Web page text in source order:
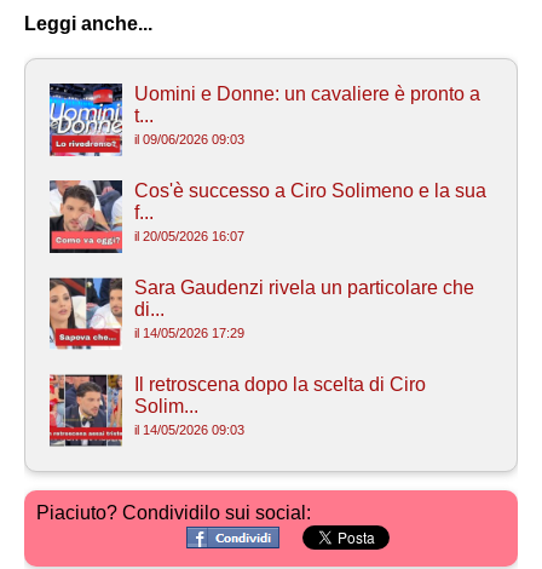
Leggi anche...
Uomini e Donne: un cavaliere è pronto a
t...
il 09/06/2026 09:03
Cos'è successo a Ciro Solimeno e la sua
f...
il 20/05/2026 16:07
Sara Gaudenzi rivela un particolare che
di...
il 14/05/2026 17:29
Il retroscena dopo la scelta di Ciro
Solim...
il 14/05/2026 09:03
Piaciuto? Condividilo sui social: